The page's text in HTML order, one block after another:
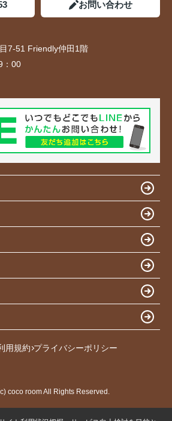
お問い合わせ
7-51 Friendly仲田1階
：00
用規約 プライバシーポリシー
coco room All Rights Reserved.